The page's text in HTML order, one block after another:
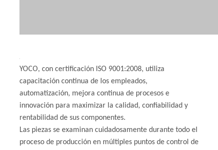
YOCO, con certificación ISO 9001:2008, utiliza
capacitación continua de los empleados,
automatización, mejora continua de procesos e
innovación para maximizar la calidad, confiabilidad y
rentabilidad de sus componentes.
Las piezas se examinan cuidadosamente durante todo el
proceso de producción en múltiples puntos de control de